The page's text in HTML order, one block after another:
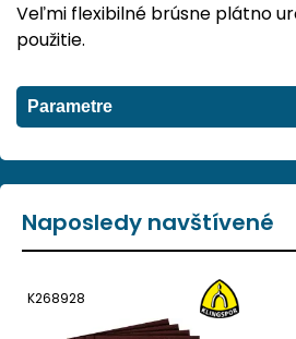
Veľmi flexibilné brúsne plátno
použitie.
Parametre
Naposledy navštívené
K268928